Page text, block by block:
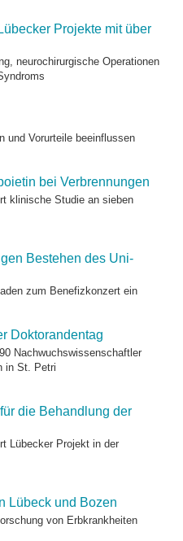
Projekte mit über
neurochirurgische Operationen
und Vorurteile beeinflussen
bei Verbrennungen
klinische Studie an sieben
Bestehen des Uni-
zum Benefizkonzert ein
Doktorandentag
Nachwuchswissenschaftler
in St. Petri
die Behandlung der
Lübecker Projekt in der
Lübeck und Bozen
von Erbkrankheiten